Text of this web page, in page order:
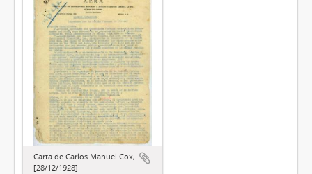
Carta de Carlos Manuel Cox,
[28/12/1928]